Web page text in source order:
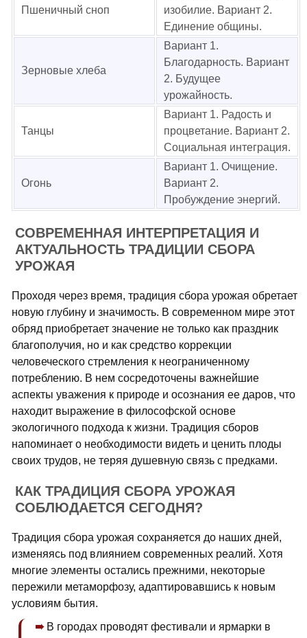
Пшеничный сноп
изобилие. Вариант 2.
Единение общины.
Зерновые хлеба
Вариант 1.
Благодарность. Вариант
2. Будущее
урожайность.
Танцы
Вариант 1. Радость и
процветание. Вариант 2.
Социальная интеграция.
Огонь
Вариант 1. Очищение.
Вариант 2.
Пробуждение энергий.
СОВРЕМЕННАЯ ИНТЕРПРЕТАЦИЯ И
АКТУАЛЬНОСТЬ ТРАДИЦИИ СБОРА
УРОЖАЯ
Проходя через время, традиция сбора урожая обретает
новую глубину и значимость. В современном мире этот
обряд приобретает значение не только как праздник
благополучия, но и как средство коррекции
человеческого стремления к неограниченному
потреблению. В нем сосредоточены важнейшие
аспекты уважения к природе и осознания ее даров, что
находит выражение в философской основе
экологичного подхода к жизни. Традиция сборов
напоминает о необходимости видеть и ценить плоды
своих трудов, не теряя душевную связь с предками.
КАК ТРАДИЦИЯ СБОРА УРОЖАЯ
СОБЛЮДАЕТСЯ СЕГОДНЯ?
Традиция сбора урожая сохраняется до наших дней,
изменяясь под влиянием современных реалий. Хотя
многие элементы остались прежними, некоторые
пережили метаморфозу, адаптировавшись к новым
условиям бытия.
В городах проводят фестивали и ярмарки в